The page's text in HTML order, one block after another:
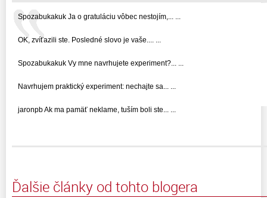
Spozabukakuk Ja o gratuláciu vôbec nestojím,... ...
OK, zvíťazili ste. Posledné slovo je vaše.... ...
Spozabukakuk Vy mne navrhujete experiment?... ...
Navrhujem praktický experiment: nechajte sa... ...
jaronpb Ak ma pamäť neklame, tuším boli ste... ...
Ďalšie články od tohto blogera